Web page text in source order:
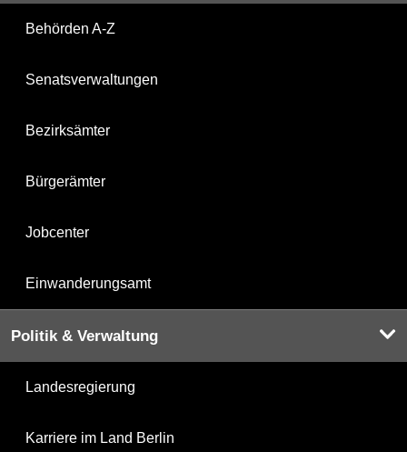
Behörden A-Z
Senatsverwaltungen
Bezirksämter
Bürgerämter
Jobcenter
Einwanderungsamt
Politik & Verwaltung
Landesregierung
Karriere im Land Berlin